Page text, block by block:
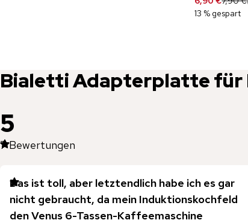
13 % gespart
BialettiAdapterplatte für
5
7Bewertungen
Das ist toll, aber letztendlich habe ich es gar
nicht gebraucht, da mein Induktionskochfeld
den Venus 6-Tassen-Kaffeemaschine